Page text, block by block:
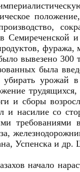
Семиреченской
вывезено
была
урожай
и сборы
и насилие со
Успенска и
начало